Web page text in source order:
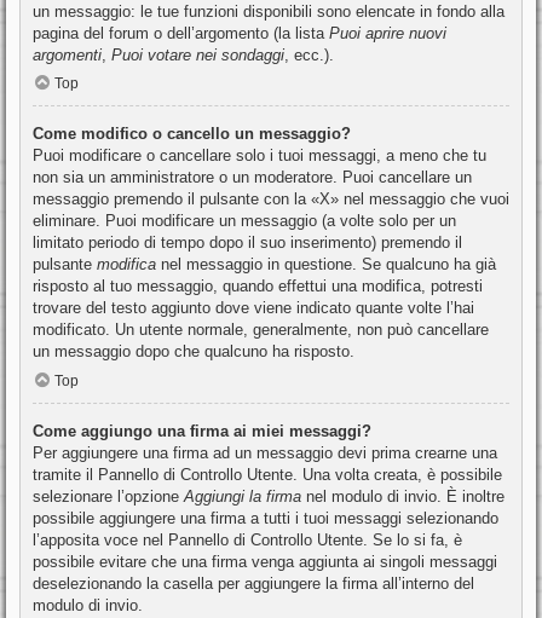
un messaggio: le tue funzioni disponibili sono elencate in fondo alla
pagina del forum o dell’argomento (la lista Puoi aprire nuovi
argomenti Puoi votare nei sondaggi , ecc.).
Top
Come modifico o cancello un messaggio?
Puoi modificare o cancellare solo i tuoi messaggi, a meno che tu
non sia un amministratore o un moderatore. Puoi cancellare un
messaggio premendo il pulsante con la «X» nel messaggio che vuoi
eliminare. Puoi modificare un messaggio (a volte solo per un
limitato periodo di tempo dopo il suo inserimento) premendo il
pulsante modifica nel messaggio in questione. Se qualcuno ha già
risposto al tuo messaggio, quando effettui una modifica, potresti
trovare del testo aggiunto dove viene indicato quante volte l’hai
modificato. Un utente normale, generalmente, non può cancellare
un messaggio dopo che qualcuno ha risposto.
Top
Come aggiungo una firma ai miei messaggi?
Per aggiungere una firma ad un messaggio devi prima crearne una
tramite il Pannello di Controllo Utente. Una volta creata, è possibile
selezionare l’opzioneAggiungi la firma nel modulo di invio. È inoltre
possibile aggiungere una firma a tutti i tuoi messaggi selezionando
l’apposita voce nel Pannello di Controllo Utente. Se lo si fa, è
possibile evitare che una firma venga aggiunta ai singoli messaggi
deselezionando la casella per aggiungere la firma all’interno del
modulo di invio.